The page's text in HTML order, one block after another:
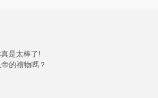
是太棒了!
帝的禮物嗎？